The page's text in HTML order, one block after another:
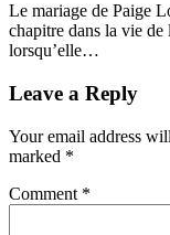
Le mariage de Paige
chapitre dans la vie de
lorsqu’elle…
Leave a Reply
Your email address
marked *
Comment *